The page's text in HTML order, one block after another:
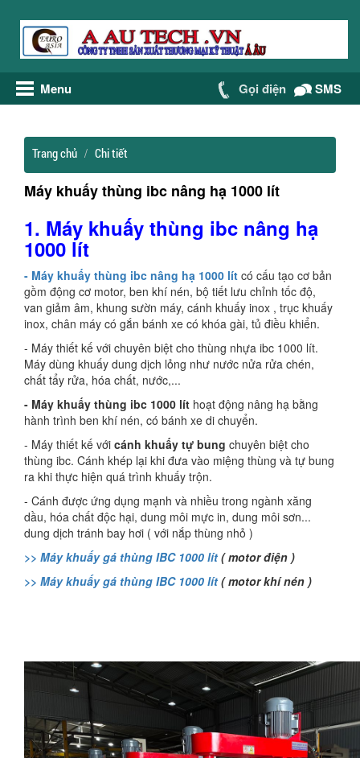
Menu Gọi điện SMS
Trang chủ Chi tiết
Máy khuấy thùng ibc nâng hạ 1000 lít
1. Máy khuấy thùng ibc nâng hạ
1000 lít
- Máy khuấy thùng ibc nâng hạ 1000 lít có cấu tạo cơ bản
gồm động cơ motor, ben khí nén, bộ tiết lưu chỉnh tốc độ,
van giảm âm, khung sườn máy, cánh khuấy inox , trục khuấy
inox, chân máy có gắn bánh xe có khóa gài, tủ điều khiển.
- Máy thiết kế với chuyên biệt cho thùng nhựa ibc 1000 lít.
Máy dùng khuấy dung dịch lỏng như nước nửa rửa chén,
chất tẩy rửa, hóa chất, nước,...
- Máy khuấy thùng ibc 1000 lít hoạt động nâng hạ bằng
hành trình ben khí nén, có bánh xe di chuyển.
- Máy thiết kế với cánh khuấy tự bung chuyên biệt cho
thùng ibc. Cánh khép lại khi đưa vào miệng thùng và tự bung
ra khi thực hiện quá trình khuấy trộn.
- Cánh được ứng dụng mạnh và nhiều trong ngành xăng
dầu, hóa chất độc hại, dung môi mực in, dung môi sơn...
dung dịch tránh bay hơi ( với nắp thùng nhỏ )
>> Máy khuấy gá thùng IBC 1000 lít ( motor điện )
>> Máy khuấy gá thùng IBC 1000 lít ( motor khí nén )